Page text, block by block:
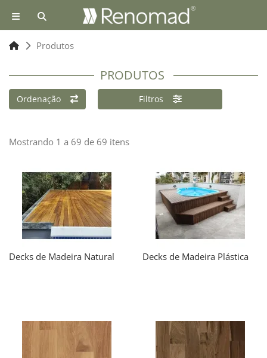
Produtos
PRODUTOS
Ordenação Filtros
Mostrando 1 a 69 de 69 itens
Decks de Madeira Natural Decks de Madeira Plástica